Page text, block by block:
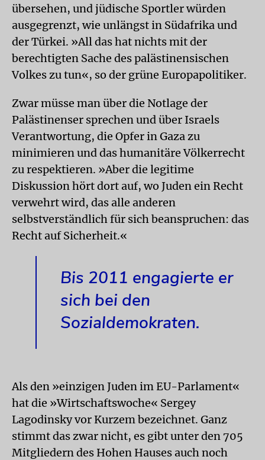
übersehen, und jüdische Sportler würden
ausgegrenzt, wie unlängst in Südafrika und
der Türkei. »All das hat nichts mit der
berechtigten Sache des palästinensischen
Volkes zu tun«, so der grüne Europapolitiker.
Zwar müsse man über die Notlage der
Palästinenser sprechen und über Israels
Verantwortung, die Opfer in Gaza zu
minimieren und das humanitäre Völkerrecht
zu respektieren. »Aber die legitime
Diskussion hört dort auf, wo Juden ein Recht
verwehrt wird, das alle anderen
selbstverständlich für sich beanspruchen: das
Recht auf Sicherheit.«
Bis 2011 engagierte er
sich bei den
Sozialdemokraten.
Als den »einzigen Juden im EU-Parlament«
hat die »Wirtschaftswoche« Sergey
Lagodinsky vor Kurzem bezeichnet. Ganz
stimmt das zwar nicht, es gibt unter den 705
Mitgliedern des Hohen Hauses auch noch